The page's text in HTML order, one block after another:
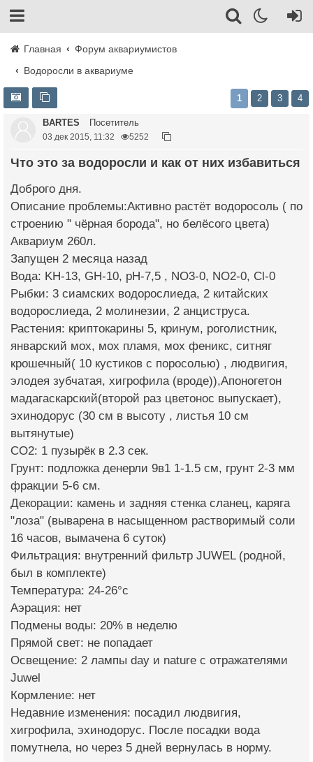
Главная
Форум аквариумистов
Водоросли в аквариуме
1 2 3 4
BARTES Посетитель
03 дек 2015, 11:32 5252
Что это за водоросли и как от них избавиться
Доброго дня.
Описание проблемы:Активно растёт водоросоль ( по
строению " чёрная борода", но белёсого цвета)
Аквариум 260л.
Запущен 2 месяца назад
Вода: KH-13, GH-10, pH-7,5 , NO3-0, NO2-0, Cl-0
Рыбки: 3 сиамских водорослиеда, 2 китайских
водорослиеда, 2 молинезии, 2 анциструса.
Растения: криптокарины 5, кринум, роголистник,
январский мох, мох пламя, мох феникс, ситняг
крошечный( 10 кустиков с поросолью) , людвигия,
элодея зубчатая, хигрофила (вроде)),Апоногетон
мадагаскарский(второй раз цветонос выпускает),
эхинодорус (30 см в высоту , листья 10 см
вытянутые)
СО2: 1 пузырёк в 2.3 сек.
Грунт: подложка денерли 9в1 1-1.5 см, грунт 2-3 мм
фракции 5-6 см.
Декорации: камень и задняя стенка сланец, каряга
"лоза" (выварена в насыщенном растворимый соли
16 часов, вымачена 6 суток)
Фильтрация: внутренний фильтр JUWEL (родной,
был в комплекте)
Температура: 24-26°с
Аэрация: нет
Подмены воды: 20% в неделю
Прямой свет: не попадает
Освещение: 2 лампы day и nature с отражателями
Juwel
Кормление: нет
Недавние изменения: посадил людвигия,
хигрофила, эхинодорус. После посадки вода
помутнела, но через 5 дней вернулась в норму.